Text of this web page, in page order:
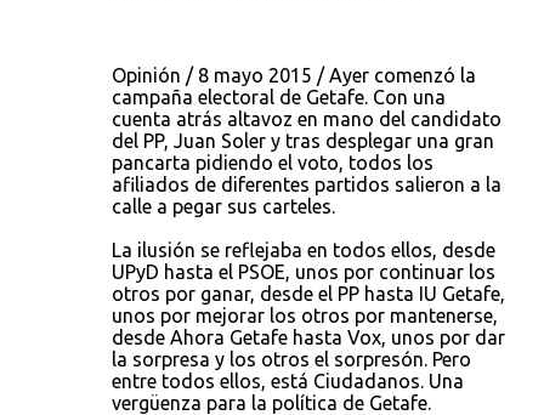
Opinión / 8 mayo 2015 / Ayer comenzó la
campaña electoral de Getafe. Con una
cuenta atrás altavoz en mano del candidato
del PP, Juan Soler y tras desplegar una gran
pancarta pidiendo el voto, todos los
afiliados de diferentes partidos salieron a la
calle a pegar sus carteles.
La ilusión se reflejaba en todos ellos, desde
UPyD hasta el PSOE, unos por continuar los
otros por ganar, desde el PP hasta IU Getafe,
unos por mejorar los otros por mantenerse,
desde Ahora Getafe hasta Vox, unos por dar
la sorpresa y los otros el sorpresón. Pero
entre todos ellos, está Ciudadanos. Una
vergüenza para la política de Getafe.